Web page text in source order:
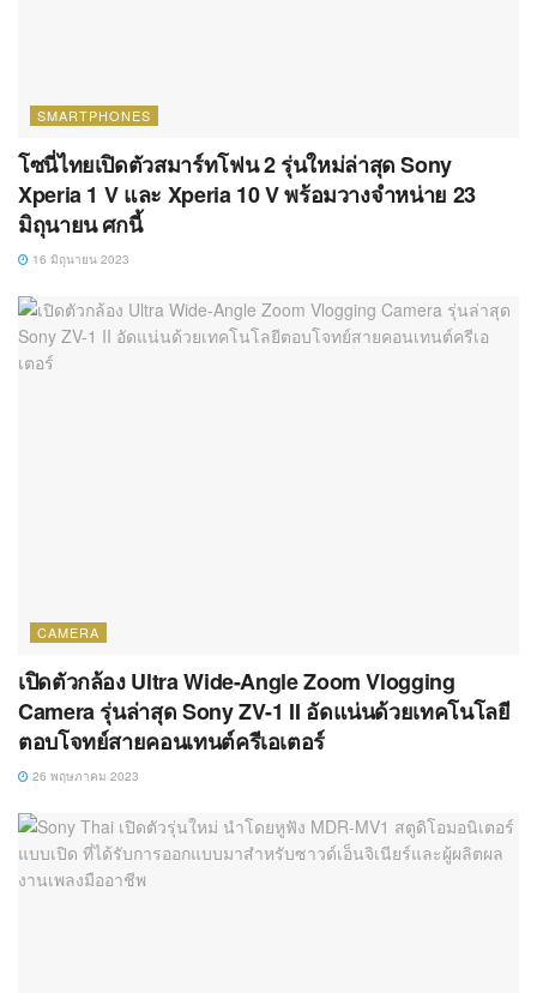
SMARTPHONES
โซนี่ไทยเปิดตัวสมาร์ทโฟน 2 รุ่นใหม่ล่าสุด Sony
Xperia 1 V และ Xperia 10 V พร้อมวางจำหน่าย 23
มิถุนายน ศกนี้
16 มิถุนายน 2023
CAMERA
เปิดตัวกล้อง Ultra Wide-Angle Zoom Vlogging
Camera รุ่นล่าสุด Sony ZV-1 II อัดแน่นด้วยเทคโนโลยี
ตอบโจทย์สายคอนเทนต์ครีเอเตอร์
26 พฤษภาคม 2023